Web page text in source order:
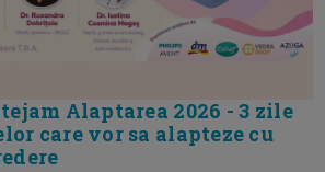
Alaptarea 2026 - 3 zile
care vor sa alapteze cu